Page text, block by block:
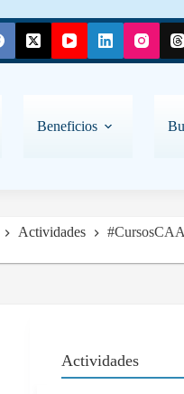
Beneficios
Actividades
Actividades